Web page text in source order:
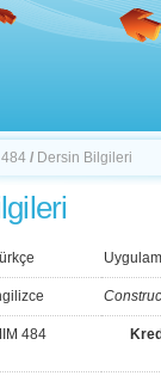
484 / Dersin Bilgileri
484